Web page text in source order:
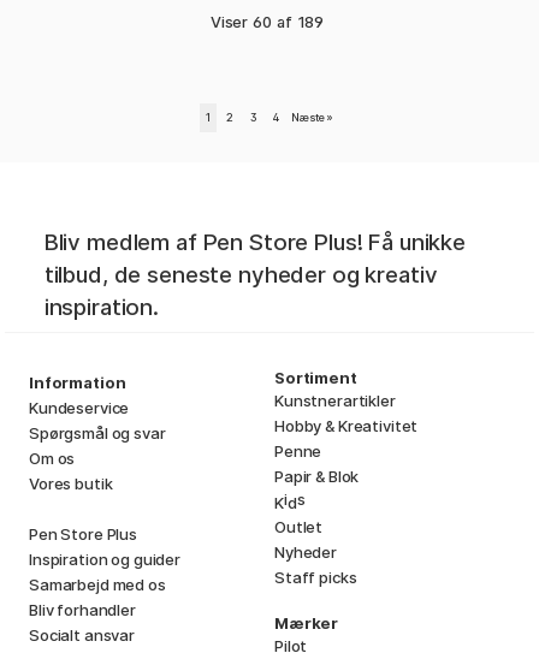
Viser 60 af 189
1 2 3 4 Næste »
Bliv medlem af Pen Store Plus! Få unikke
tilbud, de seneste nyheder og kreativ
inspiration.
Information
Kundeservice
Spørgsmål og svar
Om os
Vores butik
Pen Store Plus
Inspiration og guider
Samarbejd med os
Bliv forhandler
Socialt ansvar
Sortiment
Kunstnerartikler
Hobby & Kreativitet
Penne
Papir & Blok
Kids
Outlet
Nyheder
Staff picks
Mærker
Pilot